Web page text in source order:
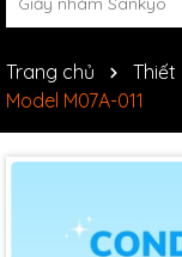
Trang chủ
Model M07A-011